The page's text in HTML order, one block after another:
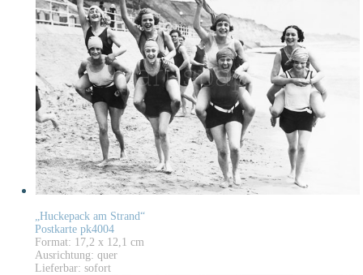
„Huckepack am Strand“
Postkarte pk4004
Format: 17,2 x 12,1 cm
Ausrichtung: quer
Lieferbar: sofort